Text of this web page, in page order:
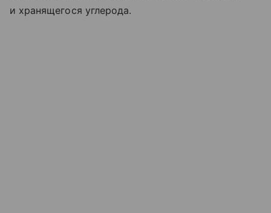
и хранящегося углерода.